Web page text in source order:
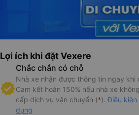
Lợi ích khi đặt Vexere
Chắc chắn có chỗ
Nhà xe nhận được thông tin ngay khi
Cam kết hoàn 150% nếu nhà xe
cấp dịch vụ vận chuyển (*). Điều kiện
dụng